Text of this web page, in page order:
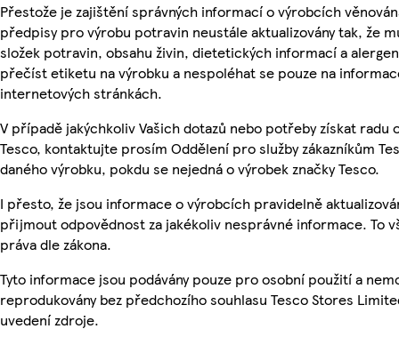
Přestože je zajištění správných informací o výrobcích
předpisy pro výrobu potravin neustále aktualizovány tak, že
složek potravin, obsahu živin, dietetických informací a
přečíst etiketu na výrobku a nespoléhat se pouze na
internetových stránkách.
V případě jakýchkoliv Vašich dotazů nebo potřeby získat radu
Tesco, kontaktujte prosím Oddělení pro služby zákazníkům
daného výrobku, pokdu se nejedná o výrobek značky Tesco.
I přesto, že jsou informace o výrobcích pravidelně
přijmout odpovědnost za jakékoliv nesprávné informace. To
práva dle zákona.
Tyto informace jsou podávány pouze pro osobní použití a
reprodukovány bez předchozího souhlasu Tesco Stores
uvedení zdroje.